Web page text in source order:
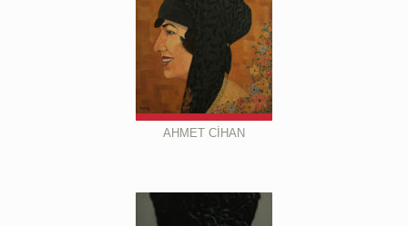
AHMET CİHAN